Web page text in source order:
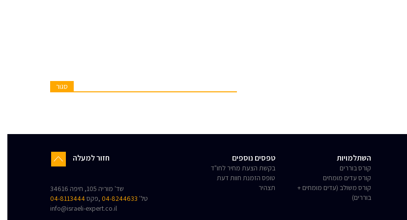
סגור
השתלמויות
קורס בוררים
קורס עדים מומחים
קורס משולב (עדים מומחים +
בוררים)
טפסים נוספים
בקשת הצעת מחיר לחו"ד
טופס הזמנת חוות דעת
תצהיר
חזור למעלה
שד' מוריה 105, חיפה 34616
טל' 04-8244633 ,פקס04-8113444
info@israeli-expert.co.il